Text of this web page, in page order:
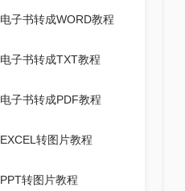
电子书转成WORD教程
电子书转成TXT教程
电子书转成PDF教程
EXCEL转图片教程
PPT转图片教程